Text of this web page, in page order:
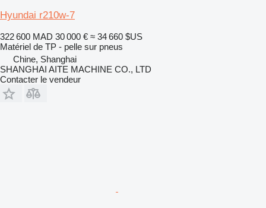
Hyundai r210w-7
322 600 MAD 30 000 € ≈ 34 660 $US
Matériel de TP - pelle sur pneus
Chine, Shanghai
SHANGHAI AITE MACHINE CO., LTD
Contacter le vendeur